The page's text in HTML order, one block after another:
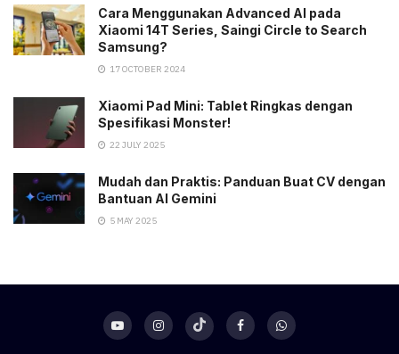
Cara Menggunakan Advanced AI pada
Xiaomi 14T Series, Saingi Circle to Search
Samsung?
17 OCTOBER 2024
Xiaomi Pad Mini: Tablet Ringkas dengan
Spesifikasi Monster!
22 JULY 2025
Mudah dan Praktis: Panduan Buat CV dengan
Bantuan AI Gemini
5 MAY 2025